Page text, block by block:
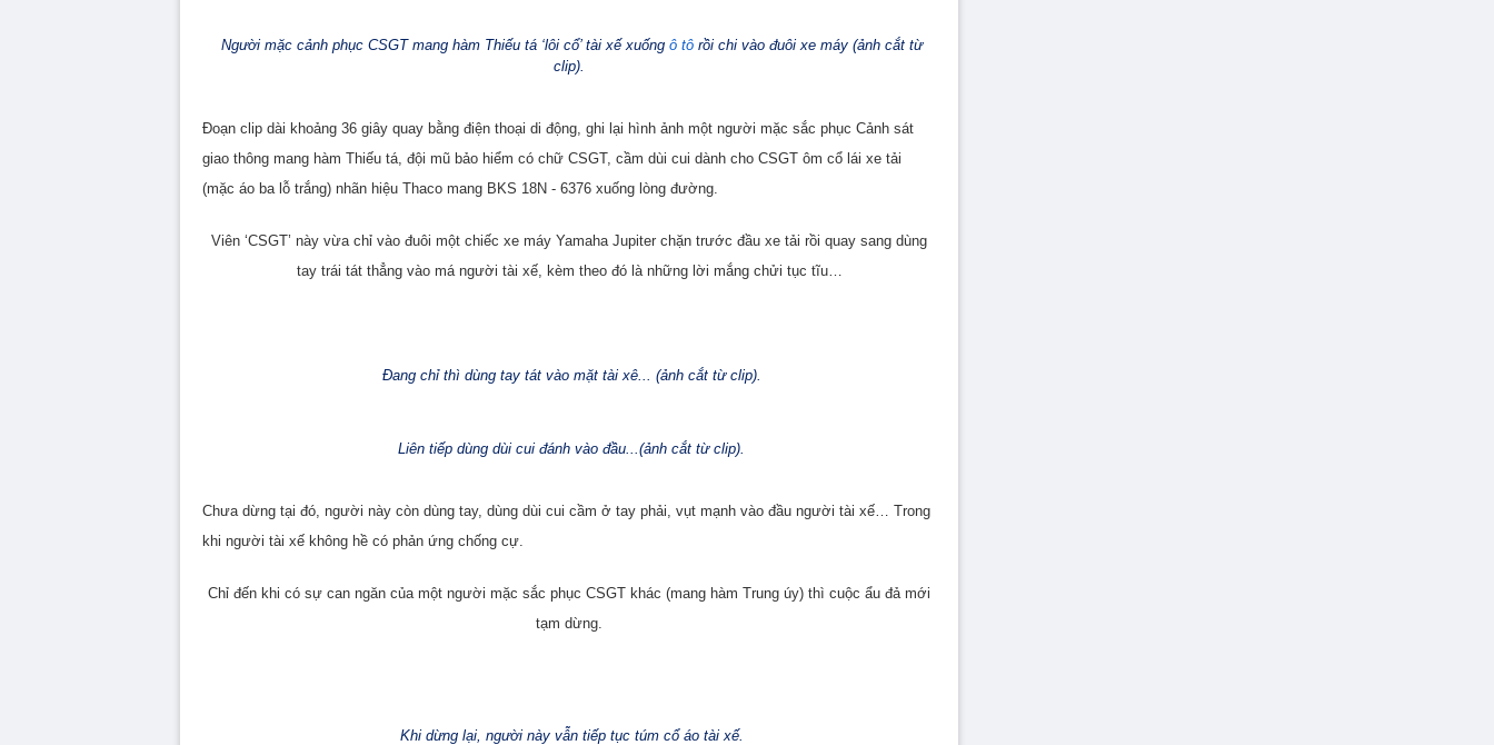
Người mặc cảnh phục CSGT mang hàm Thiếu tá ‘lôi cổ’ tài xế xuống ô tôrồi chi vào đuôi xe máy (ảnh cắt từ
clip).
Đoạn clip dài khoảng 36 giây quay bằng điện thoại di động, ghi lại hình ảnh một người mặc sắc phục Cảnh sát
giao thông mang hàm Thiếu tá, đội mũ bảo hiểm có chữ CSGT, cầm dùi cui dành cho CSGT ôm cổ lái xe tải
(mặc áo ba lỗ trắng) nhãn hiệu Thaco mang BKS 18N - 6376 xuống lòng đường.
Viên ‘CSGT’ này vừa chỉ vào đuôi một chiếc xe máy Yamaha Jupiter chặn trước đầu xe tải rồi quay sang dùng
tay trái tát thẳng vào má người tài xế, kèm theo đó là những lời mắng chửi tục tĩu…
Đang chỉ thì dùng tay tát vào mặt tài xê... (ảnh cắt từ clip).
Liên tiếp dùng dùi cui đánh vào đầu...(ảnh cắt từ clip).
Chưa dừng tại đó, người này còn dùng tay, dùng dùi cui cầm ở tay phải, vụt mạnh vào đầu người tài xế… Trong
khi người tài xế không hề có phản ứng chống cự.
Chỉ đến khi có sự can ngăn của một người mặc sắc phục CSGT khác (mang hàm Trung úy) thì cuộc ẩu đả mới
tạm dừng.
Khi dừng lại, người này vẫn tiếp tục túm cổ áo tài xế.